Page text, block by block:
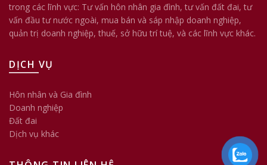
trong các lĩnh vực: Tư vấn hôn nhân gia đình, tư vấn đất đai, tư
vấn đầu tư nước ngoài, mua bán và sáp nhập doanh nghiệp,
quản trị doanh nghiệp, thuế, sở hữu trí tuệ, và các lĩnh vực khác.
DỊCH VỤ
Hôn nhân và Gia đình
Doanh nghiệp
Đất đai
Dịch vụ khác